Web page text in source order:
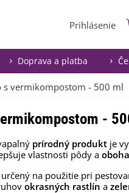
Prihlásenie
Doprava a platba
s vermikompostom - 500 ml
-
prírodný produkt je
vlastnosti pôdy a
určený na použitie pri
okrasných rastlín a